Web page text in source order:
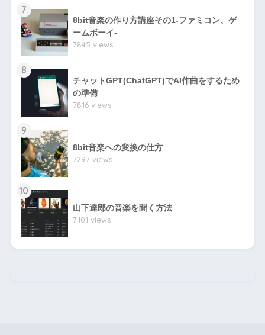
7
8bit音楽の作り方講座その1-ファミコン、ゲ
ームボーイ-
7845 views
8
チャットGPT(ChatGPT)でAI作曲をするため
の準備
7816 views
9
8bit音楽への変換の仕方
7297 views
10
山下達郎の音楽を聞く方法
7101 views